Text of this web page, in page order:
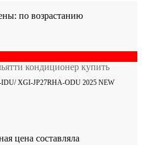
по возрастанию
XGI-JP27RHA-ODU 2025 NEW
цена составляла